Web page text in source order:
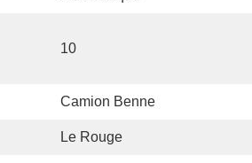
10
Camion Benne
Le Rouge